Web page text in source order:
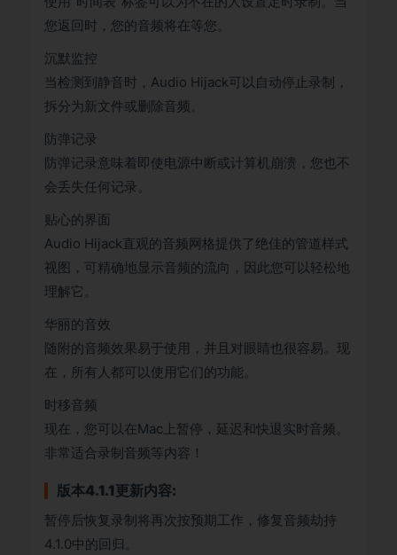
您返回时，您的音频将在等您。
沉默监控
当检测到静音时，Audio Hijack可以自动停止录制，
拆分为新文件或删除音频。
防弹记录
防弹记录意味着即使电源中断或计算机崩溃，您也不
会丢失任何记录。
贴心的界面
Audio Hijack直观的音频网格提供了绝佳的管道样式
视图，可精确地显示音频的流向，因此您可以轻松地
理解它。
华丽的音效
随附的音频效果易于使用，并且对眼睛也很容易。现
在，所有人都可以使用它们的功能。
时移音频
现在，您可以在Mac上暂停，延迟和快退实时音频。
非常适合录制音频等内容！
版本4.1.1更新内容:
暂停后恢复录制将再次按预期工作，修复音频劫持
4.1.0中的回归。